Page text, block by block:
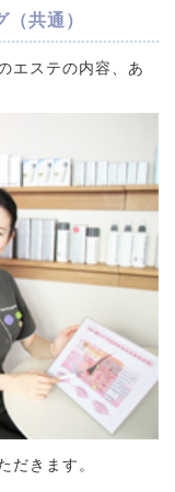
共通）
エステの内容、あ
だきます。